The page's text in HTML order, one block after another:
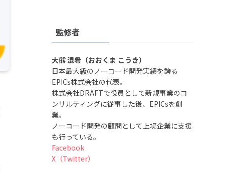
監修者
大熊 混希（おおくま こうき）
日本最大級のノーコード開発実績を誇る
EPICs株式会社の代表。
株式会社DRAFTで役員として新規事業のコ
ンサルティングに従事した後、EPICsを創
業。
ノーコード開発の顧問として上場企業に支援
も行っている。
Facebook
X（Twitter）